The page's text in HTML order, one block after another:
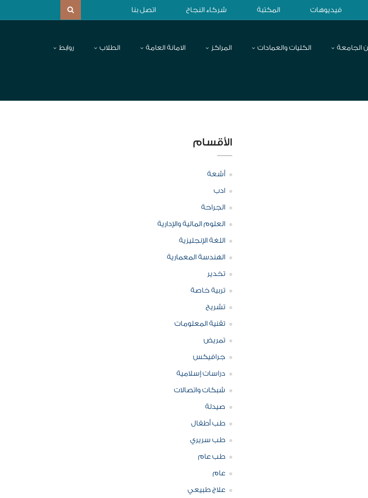
فيديوهات المكتبة شركاء النجاح اتصل بنا
الجامعة الكليات والعمادات المراكز الامانة العامة الطلاب روابط
الأقسام
أشعة
ادب
الجراحة
العلوم المالية والإدارية
اللغة الإنجليزية
الهندسة المعمارية
تخدير
تربية خاصة
تشريح
تقنية المعلومات
تمريض
جرافيكس
دراسات إسلامية
شبكات واتصالات
صيدلة
طب أطفال
طب سريري
طب عام
عام
علاج طبيعي